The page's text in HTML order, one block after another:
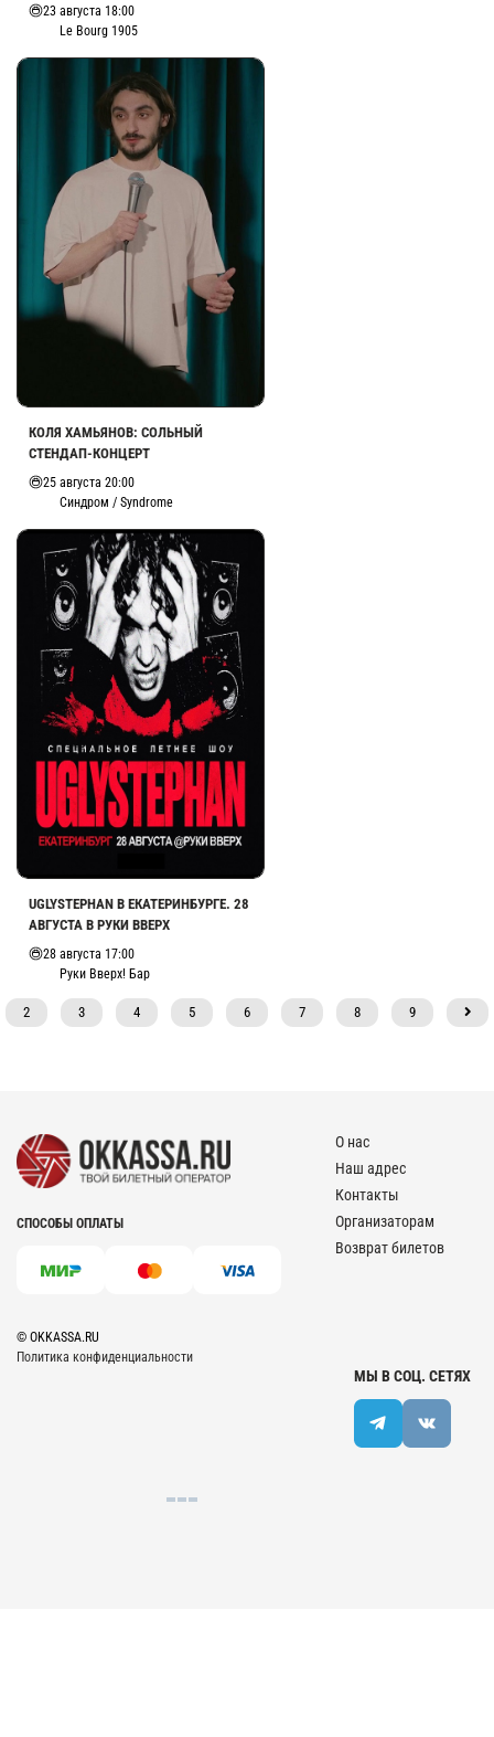
23 августа 18:00
Le Bourg 1905
КОЛЯ ХАМЬЯНОВ: СОЛЬНЫЙ
СТЕНДАП-КОНЦЕРТ
25 августа 20:00
Синдром / Syndrome
UGLYSTEPHAN В ЕКАТЕРИНБУРГЕ. 28
АВГУСТА В РУКИ ВВЕРХ
28 августа 17:00
Руки Вверх! Бар
2 3 4 5 6 7 8 9
СПОСОБЫ ОПЛАТЫ
© OKKASSA.RU
Политика конфиденциальности
О нас
Наш адрес
Контакты
Организаторам
Возврат билетов
МЫ В СОЦ. СЕТЯХ